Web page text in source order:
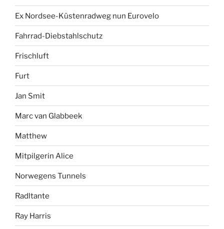
Ex Nordsee-Küstenradweg nun Eurovelo
Fahrrad-Diebstahlschutz
Frischluft
Furt
Jan Smit
Marc van Glabbeek
Matthew
Mitpilgerin Alice
Norwegens Tunnels
Radltante
Ray Harris